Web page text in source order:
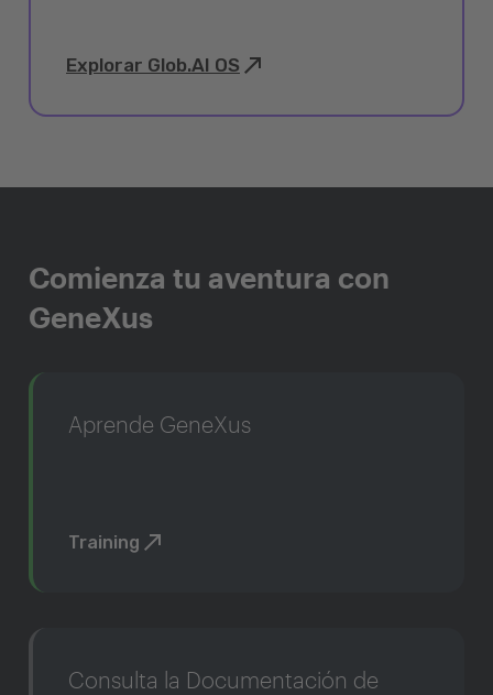
Explorar Glob.AI OS
Comienza tu aventura con
GeneXus
Aprende GeneXus
Training
Consulta la Documentación de